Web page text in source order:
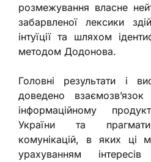
розмежування власне
забарвленої лексики
інтуїції та шляхом
методом Додонова.
Головні результати і
доведено
інформаційному
України та
комунікацій, в яких ці
урахуванням